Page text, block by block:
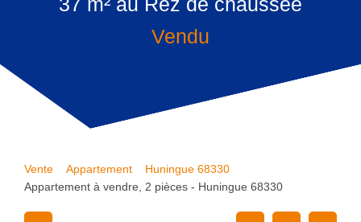
Vendu
Vente Appartement
Huningue 68330
Appartement à vendre, 2 pièces - Huningue 68330